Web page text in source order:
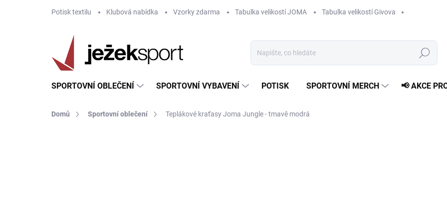
Potisk textilu Klubová nabídka Vzorky zdarma Tabulka velikostí JOMA Tabulka velikostí Givova
Hledat
SPORTOVNÍ OBLEČENÍ SPORTOVNÍ VYBAVENÍ POTISK SPORTOVNÍ MERCH 📢 AKCE
Domů Sportovní oblečení Teplákové kraťasy Joma Jungle - tmavě modrá